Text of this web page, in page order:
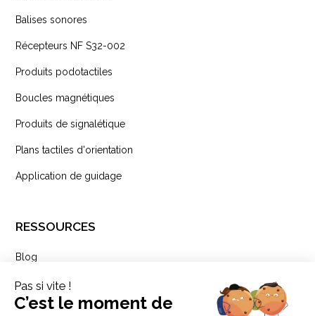
Balises sonores
Récepteurs NF S32-002
Produits podotactiles
Boucles magnétiques
Produits de signalétique
Plans tactiles d'orientation
Application de guidage
RESSOURCES
Blog
Newsletter
Podcasts